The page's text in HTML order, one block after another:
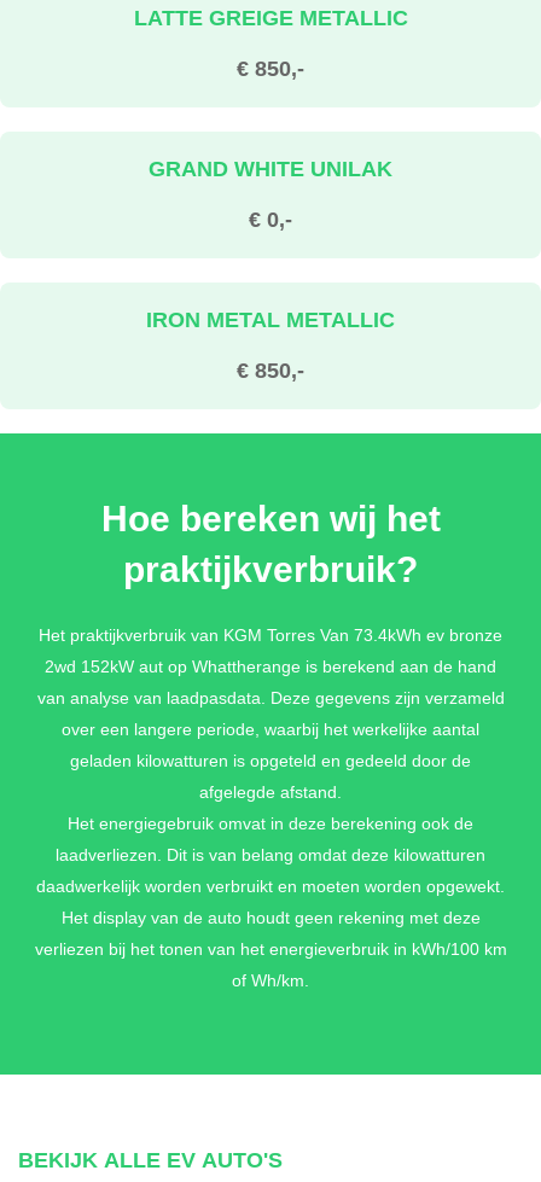
€ 850,-
LATTE GREIGE METALLIC
€ 0,-
GRAND WHITE UNILAK
€ 850,-
IRON METAL METALLIC
€ 850,-
€ 850,-
€ 850,-
SPACE BLACK METALLIC
Hoe bereken wij het
praktijkverbruik?
Het praktijkverbruik van KGM Torres Van 73.4kWh ev bronze
2wd 152kW aut op Whattherange is berekend aan de hand
van analyse van laadpasdata. Deze gegevens zijn verzameld
over een langere periode, waarbij het werkelijke aantal
geladen kilowatturen is opgeteld en gedeeld door de
afgelegde afstand.
Het energiegebruik omvat in deze berekening ook de
laadverliezen. Dit is van belang omdat deze kilowatturen
daadwerkelijk worden verbruikt en moeten worden opgewekt.
Het display van de auto houdt geen rekening met deze
verliezen bij het tonen van het energieverbruik in kWh/100 km
of Wh/km.
BEKIJK ALLE EV AUTO'S